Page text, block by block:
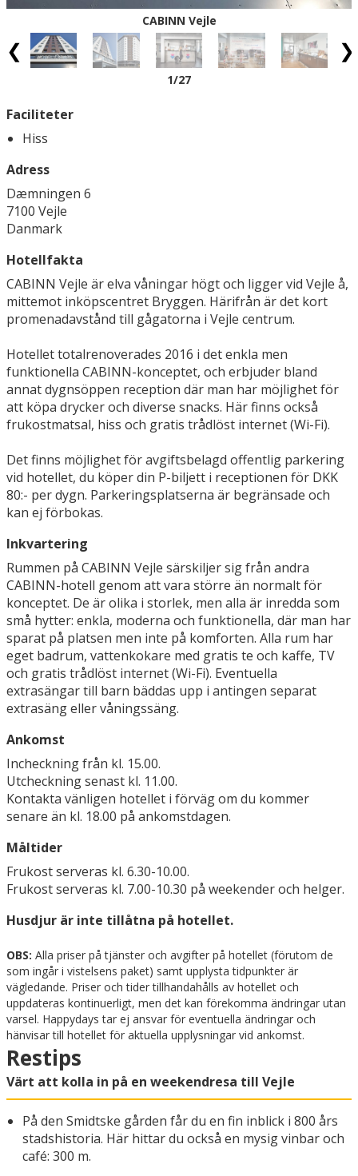
CABINN Vejle
1/27
Faciliteter
Hiss
Adress
Dæmningen 6
7100 Vejle
Danmark
Hotellfakta
CABINN Vejle är elva våningar högt och ligger vid Vejle å,
mittemot inköpscentret Bryggen. Härifrån är det kort
promenadavstånd till gågatorna i Vejle centrum.
Hotellet totalrenoverades 2016 i det enkla men
funktionella CABINN-konceptet, och erbjuder bland
annat dygnsöppen reception där man har möjlighet för
att köpa drycker och diverse snacks. Här finns också
frukostmatsal, hiss och gratis trådlöst internet (Wi-Fi).
Det finns möjlighet för avgiftsbelagd offentlig parkering
vid hotellet, du köper din P-biljett i receptionen för DKK
80:- per dygn. Parkeringsplatserna är begränsade och
kan ej förbokas.
Inkvartering
Rummen på CABINN Vejle särskiljer sig från andra
CABINN-hotell genom att vara större än normalt för
konceptet. De är olika i storlek, men alla är inredda som
små hytter: enkla, moderna och funktionella, där man har
sparat på platsen men inte på komforten. Alla rum har
eget badrum, vattenkokare med gratis te och kaffe, TV
och gratis trådlöst internet (Wi-Fi). Eventuella
extrasängar till barn bäddas upp i antingen separat
extrasäng eller våningssäng.
Ankomst
Incheckning från kl. 15.00.
Utcheckning senast kl. 11.00.
Kontakta vänligen hotellet i förväg om du kommer
senare än kl. 18.00 på ankomstdagen.
Måltider
Frukost serveras kl. 6.30-10.00.
Frukost serveras kl. 7.00-10.30 på weekender och helger.
Husdjur är inte tillåtna på hotellet.
OBS: Alla priser på tjänster och avgifter på hotellet (förutom de
som ingår i vistelsens paket) samt upplysta tidpunkter är
vägledande. Priser och tider tillhandahålls av hotellet och
uppdateras kontinuerligt, men det kan förekomma ändringar utan
varsel. Happydays tar ej ansvar för eventuella ändringar och
hänvisar till hotellet för aktuella upplysningar vid ankomst.
Restips
Värt att kolla in på en weekendresa till Vejle
På den Smidtske gården får du en fin inblick i 800 års
stadshistoria. Här hittar du också en mysig vinbar och
café: 300 m.